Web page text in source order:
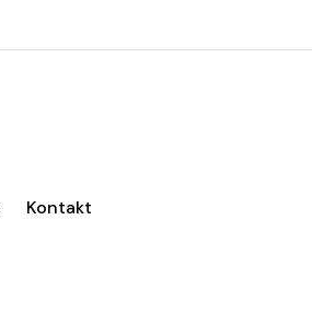
Kontakt